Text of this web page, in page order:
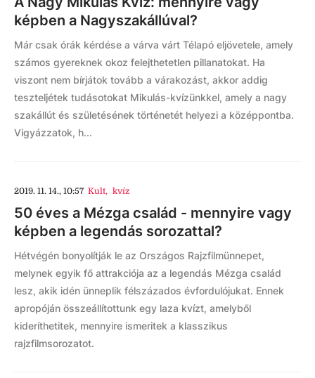
képben a Nagyszakállúval?
Már csak órák kérdése a várva várt Télapó eljövetele, amely
számos gyereknek okoz felejthetetlen pillanatokat. Ha
viszont nem bírjátok tovább a várakozást, akkor addig
teszteljétek tudásotokat Mikulás-kvízünkkel, amely a nagy
szakállút és születésének történetét helyezi a középpontba.
Vigyázzatok, h...
2019. 11. 14., 10:57 Kult, kvíz
50 éves a Mézga család - mennyire vagy
képben a legendás sorozattal?
Hétvégén bonyolítják le az Országos Rajzfilmünnepet,
melynek egyik fő attrakciója az a legendás Mézga család
lesz, akik idén ünneplik félszázados évfordulójukat. Ennek
apropóján összeállítottunk egy laza kvízt, amelyből
kideríthetitek, mennyire ismeritek a klasszikus
rajzfilmsorozatot.